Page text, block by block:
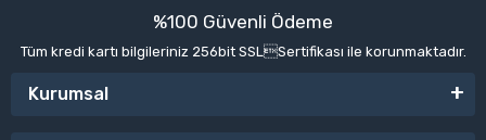
%100 Güvenli Ödeme
Tüm kredi kartı bilgileriniz 256bit SSLSertifikası ile korunmaktadır.
Kurumsal